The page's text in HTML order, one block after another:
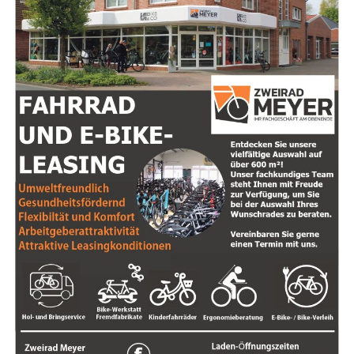
schie­de­ne spi­ri­tu­el­le Leh­ren, von Scha­ma­nis­mus
bis zur Kab­ba­la. Ent­de­cke, wie unter­schied­li­che
Kul­tu­ren Spi­ri­tua­li­tät inter­pre­tie­ren und wel­che
Prak­ti­ken dir neue Per­spek­ti­ven bie­ten können.
Selbst­ent­wick­lung
: Lass dich von Tipps zur För­
de­rung von per­sön­li­chem Wachs­tum und Selbst­
be­wusst­sein inspi­rie­ren. Ler­ne, wie du nega­ti­ve
Glau­bens­sät­ze trans­for­mie­ren und dei­ne Zie­le
mit mehr Klar­heit und Zuver­sicht ver­fol­gen
kannst.
Natur­heil­kun­de: Erkun­de die Ver­bin­dun­gen zwi­
schen Spi­ri­tua­li­tät und Gesund­heit, ein­schließ­
lich Heil­kräu­tern und alter­na­ti­ven Heil­me­tho­den.
Fin­de her­aus, wie natür­li­che Heil­mit­tel dein
Wohl­be­fin­den unter­stüt­zen können.
Im aktu­el­len Ver­brau­cher­schutz­be­richt 2023 erfah­ren
wir, dass 47 Pro­ben von Eis­wür­feln und Crus­hed Ice aus
Gas­tro­no­mie­be­trie­ben unter­sucht wur­den. Das Ergeb­
nis: In 16 die­ser Pro­ben wur­den auf­fäl­lig hohe Gehal­te
an Mikro­or­ga­nis­men fest­ge­stellt, und 6 Pro­ben wie­sen
zusätz­lich sen­so­ri­sche Auf­fäl­lig­kei­ten auf, dar­un­ter
gefähr­li­che coli­for­me Kei­me und Ente­ro­kok­ken. Die­se
hohen Wer­te deu­ten auf poten­zi­el­le Schwach­stel­len in
der Rei­ni­gung und Hygie­ne­pra­xis der Eis­wür­fel­ma­schi­
nen hin.
Der Rat des LAVES
„Erhöh­te Gehal­te an Mikro­or­ga­nis­men in Eis­wür­feln
kön­nen auf unzu­rei­chen­de Rei­ni­gung der Maschi­nen
und man­geln­de Hygie­ne hin­wei­sen“, erläu­tert Prof. Dr.
Eber­hard Haun­horst, Prä­si­dent des LAVES. Die Ergeb­nis­
se machen deut­lich, dass Ver­brau­cher nicht nur auf die
Qua­li­tät der Lebens­mit­tel, son­dern auch auf die Hygie­ne